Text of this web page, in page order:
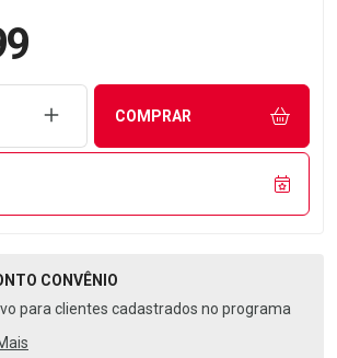
UNIDADEAUMENTAR UMA UNIDADE
COMPRAR
CONVÊNIO
para clientes cadastrados no programa